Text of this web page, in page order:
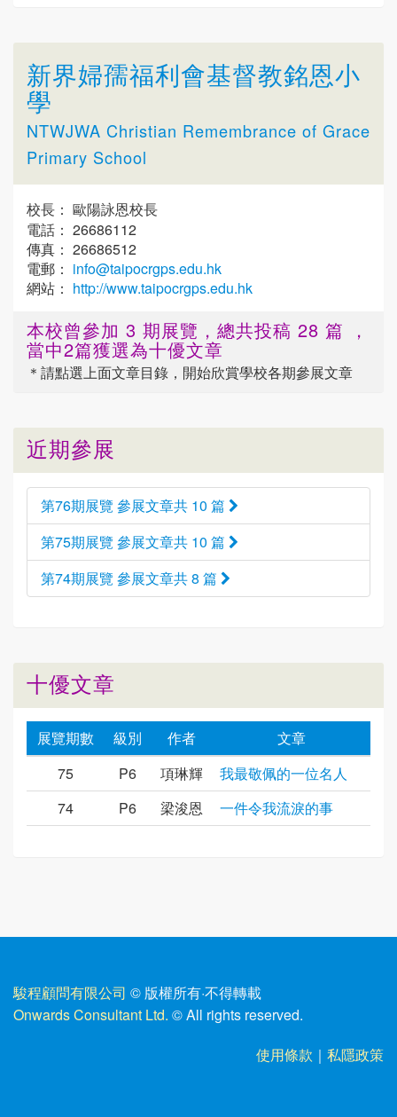
新界婦孺福利會基督教銘恩小
學
NTWJWA Christian Remembrance of Grace
Primary School
校長： 歐陽詠恩校長
電話： 26686112
傳真： 26686512
電郵： info@taipocrgps.edu.hk
網站： http://www.taipocrgps.edu.hk
本校曾參加 3 期展覽，總共投稿 28 篇 ，
當中2篇獲選為十優文章
＊請點選上面文章目錄，開始欣賞學校各期參展文章
近期參展
第76期展覽 參展文章共 10 篇
第75期展覽 參展文章共 10 篇
第74期展覽 參展文章共 8 篇
十優文章
展覽期數 級別 作者
文章
75
P6 項琳輝
我最敬佩的一位名人
74
P6 梁浚恩 一件令我流淚的事
駿程顧問有限公司 © 版權所有·不得轉載
Onwards Consultant Ltd. © All rights reserved.
使用條款 ｜ 私隱政策